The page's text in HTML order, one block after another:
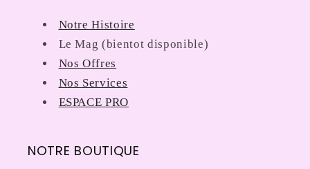
Notre Histoire
Le Mag (bientot disponible)
Nos Offres
Nos Services
ESPACE PRO
NOTRE BOUTIQUE